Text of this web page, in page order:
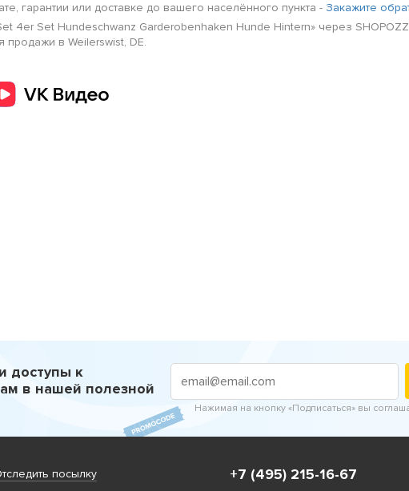
гарантии или доставке до вашего населённого пункта - Закажите
4er Set Hundeschwanz Garderobenhaken Hunde Hintern» через
продажи в Weilerswist, DE.
доступы к
в нашей полезной
Нажимая на кнопку «Подписаться» вы
посылку
+7 (495) 215-16-67